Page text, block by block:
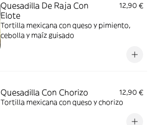
Quesadilla De Raja Con
Elote
12,90 €
Tortilla mexicana con queso y pimiento,
cebolla y maíz guisado
Quesadilla Con Chorizo
12,90 €
Tortilla mexicana con queso y chorizo